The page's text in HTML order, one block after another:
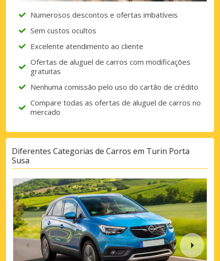
Numerosos descontos e ofertas imbatíveis
Sem custos ocultos
Excelente atendimento ao cliente
Ofertas de aluguel de carros com modificações
gratuitas
Nenhuma comissão pelo uso do cartão de crédito
Compare todas as ofertas de aluguel de carros no
mercado
Diferentes Categorias de Carros em Turin Porta
Susa